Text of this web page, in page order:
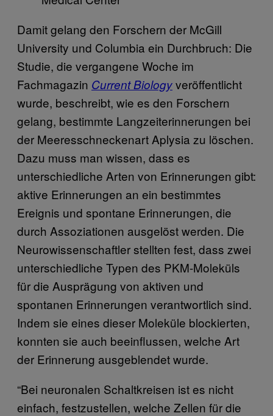
Damit gelang den Forschern der McGill
University und Columbia ein Durchbruch: Die
Studie, die vergangene Woche im
Fachmagazin Current Biologyveröffentlicht
wurde, beschreibt, wie es den Forschern
gelang, bestimmte Langzeiterinnerungen bei
der Meeresschneckenart Aplysia zu löschen.
Dazu muss man wissen, dass es
unterschiedliche Arten von Erinnerungen gibt:
aktive Erinnerungen an ein bestimmtes
Ereignis und spontane Erinnerungen, die
durch Assoziationen ausgelöst werden. Die
Neurowissenschaftler stellten fest, dass zwei
unterschiedliche Typen des PKM-Moleküls
für die Ausprägung von aktiven und
spontanen Erinnerungen verantwortlich sind.
Indem sie eines dieser Moleküle blockierten,
konnten sie auch beeinflussen, welche Art
der Erinnerung ausgeblendet wurde.
“Bei neuronalen Schaltkreisen ist es nicht
einfach, festzustellen, welche Zellen für die